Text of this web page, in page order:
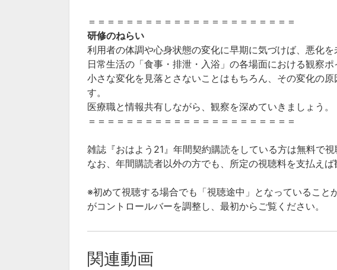
＝＝＝＝＝＝＝＝＝＝＝＝＝＝＝＝＝＝＝＝＝＝
研修のねらい
利用者の体調や心身状態の変化に早期に気づけば、悪化を
日常生活の「食事・排泄・入浴」の各場面における観察ポ
小さな変化を見落とさないことはもちろん、その変化の
す。
医療職と情報共有しながら、観察を深めていきましょう。
＝＝＝＝＝＝＝＝＝＝＝＝＝＝＝＝＝＝＝＝＝＝
雑誌『おはよう21』年間契約購読をしている方は無料で視
なお、年間購読者以外の方でも、所定の視聴料を支払えば
※初めて視聴する場合でも「視聴途中」となっていること
がコントロールバーを調整し、最初からご覧ください。
関連動画